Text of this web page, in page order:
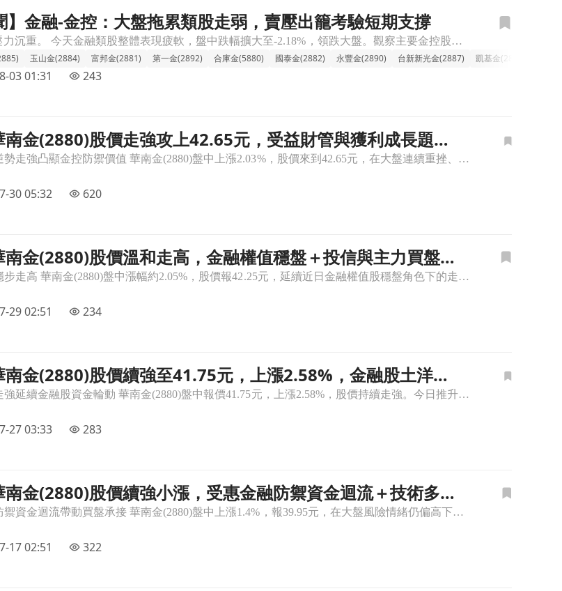
籠考驗短期支撐文章頁
】金融-金控：大盤拖累類股走弱，賣壓出籠考驗短期支撐
🔸金融-金控 族群下跌，權值股壓力沉重。 今天金融類股整體表現疲軟，盤中跌幅擴大至-2.18%，領跌大盤。觀察主要金控股，除了中信金、國票金跌幅相對輕微外，富邦金、國泰金、兆豐金等大型權值股普遍承受
玉山金(2884) 富邦金(2881) 第一金(2892) 合庫金(5880) 國泰金(2882) 永豐金(2890) 台新新光金(2887) 凱基金(2883)
03 01:31 243
管與獲利成長題材＋多頭均線結構搭配投信與主力買盤集中文章頁
南金(2880)股價走強攻上42.65元，受益財管與獲利成長題材
信與主力買盤集中
🔸華南金(2880)股價上漲，盤中逆勢走強凸顯金控防禦價值 華南金(2880)盤中上漲2.03%，股價來到42.65元，在大盤連續重挫、金融族群多數承壓的環境中相對抗跌，資金明顯鎖定公股金控防禦標的
30 05:32 620
投信與主力買盤延續支撐多方文章頁
南金(2880)股價溫和走高，金融權值穩盤＋投信與主力買盤
🔸華南金(2880)股價上漲，盤中穩步走高 華南金(2880)盤中漲幅約2.05%，股價報42.25元，延續近日金融權值股穩盤角色下的走強節奏。主因來自市場對公股金控獲利體質與配息穩定性的偏多解讀，
29 02:51 234
，金融股土洋對作＋主力與投信同步偏多支撐高檔結構文章頁
南金(2880)股價續強至41.75元，上漲2.58%，金融股土洋對
多支撐高檔結構
🔸華南金(2880)股價上漲，盤中走強延續金融股資金輪動 華南金(2880)盤中報價41.75元，上漲2.58%，股價持續走強。今日推升股價的主因仍是金融股族群資金輪動延續，加上市場對官股金控防禦與
27 03:33 283
金迴流＋技術多頭格局與法人買盤加溫文章頁
南金(2880)股價續強小漲，受惠金融防禦資金迴流＋技術多頭
🔸華南金(2880)股價上漲，金融防禦資金迴流帶動買盤承接 華南金(2880)盤中上漲1.4%，報39.95元，在大盤風險情緒仍偏高下，金融股作為相對防禦族群續獲資金青睞，加上華南金近期營收連月成長
17 02:51 322